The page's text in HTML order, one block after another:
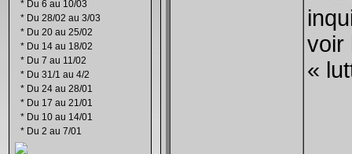
* Du 6 au 10/03
* Du 28/02 au 3/03
* Du 20 au 25/02
* Du 14 au 18/02
* Du 7 au 11/02
* Du 31/1 au 4/2
* Du 24 au 28/01
* Du 17 au 21/01
* Du 10 au 14/01
* Du 2 au 7/01
voir
«